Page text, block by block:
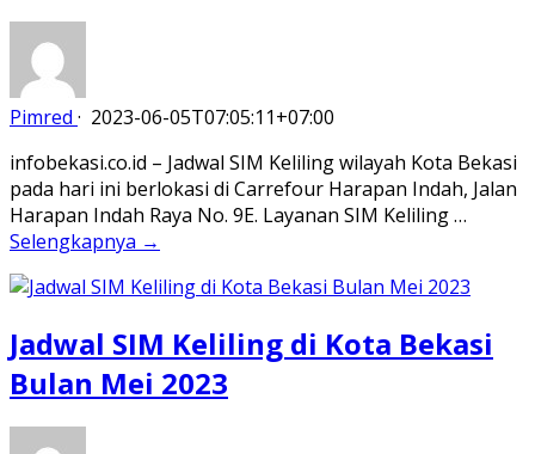
Pimred · 2023-06-05T07:05:11+07:00
infobekasi.co.id – Jadwal SIM Keliling wilayah Kota Bekasi
pada hari ini berlokasi di Carrefour Harapan Indah, Jalan
Harapan Indah Raya No. 9E. Layanan SIM Keliling …
Selengkapnya →
Jadwal SIM Keliling di Kota Bekasi
Bulan Mei 2023